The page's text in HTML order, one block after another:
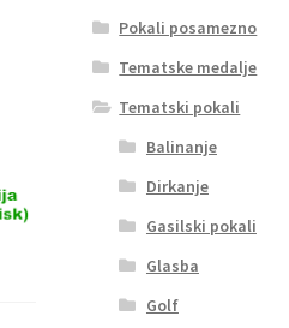
Pokali posamezno
Tematske medalje
Tematski pokali
Balinanje
Dirkanje
Gasilski pokali
Glasba
Golf